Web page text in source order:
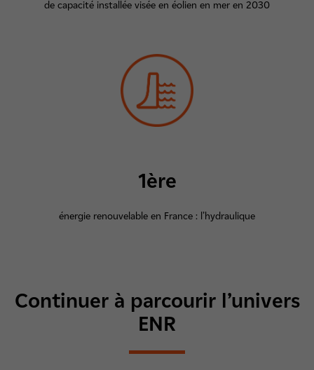
de capacité installée visée en éolien en mer en 2030
1ère
énergie renouvelable en France : l’hydraulique
Continuer à parcourir l’univers
ENR